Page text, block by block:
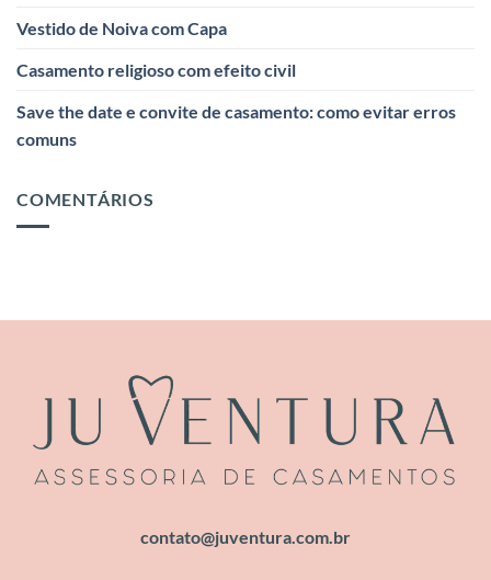
Vestido de Noiva com Capa
Casamento religioso com efeito civil
Save the date e convite de casamento: como evitar erros
comuns
COMENTÁRIOS
contato@juventura.com.br